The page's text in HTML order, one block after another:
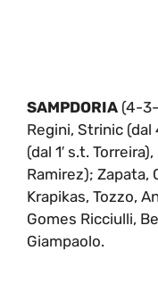
SAMPDORIA (4-
Regini, Strinic (dal
(dal 1′ s.t.
Ramirez); Zapata,
Krapikas, Tozzo,
Gomes Ricciulli,
Giampaolo.